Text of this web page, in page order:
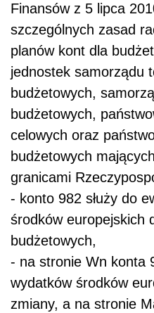
Finansów z 5 lipca
szczególnych zasad
planów kont dla
jednostek samorządu
budżetowych,
budżetowych,
celowych oraz
budżetowych
granicami
- konto 982 służy do
środków europejskich
budżetowych,
- na stronie Wn konta
wydatków środków
zmiany, a na stronie